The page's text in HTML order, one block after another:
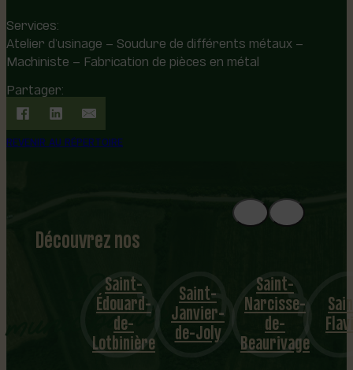
Services:
Atelier d’usinage – Soudure de différents métaux –
Machiniste – Fabrication de pièces en métal
Partager:
REVENIR AU RÉPERTOIRE
Découvrez nos
1
8
mu
nicipalités
Saint-
Édouard-
de-
Lotbinière
Saint-
Janvier-
de-Joly
Saint-
Narcisse-
de-
Beaurivage